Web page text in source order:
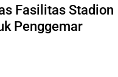
Fasilitas Stadion
Penggemar